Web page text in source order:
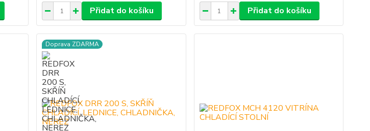
Přidat do košíku Přidat do košíku
Doprava ZDARMA